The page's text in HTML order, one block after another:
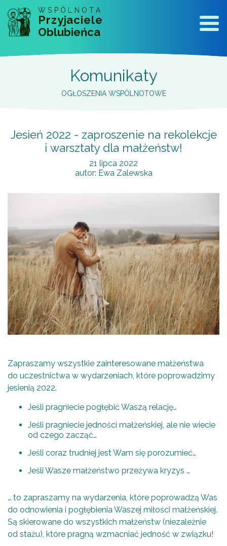
WSPÓLNOTA
Przyjaciele
Oblubieńca
Komunikaty
OGŁOSZENIA WSPÓLNOTOWE
Jesień 2022 - zaproszenie na rekolekcje
i warsztaty dla małżeństw!
21 lipca 2022
autor: Ewa Zalewska
Zapraszamy wszystkie zainteresowane małżeństwa
do uczestnictwa w wydarzeniach, które poprowadzimy
jesienią 2022.
Jeśli pragniecie pogłębić Waszą relację…
Jeśli pragniecie jedności małżeńskiej, ale nie wiecie
od czego zacząć…
Jeśli coraz trudniej jest Wam się porozumieć…
Jeśli Wasze małżeństwo przeżywa kryzys …
… to zapraszamy na wydarzenia, które poprowadzą Was
do odnowienia i pogłębienia Waszej miłości małżeńskiej.
Są skierowane do wszystkich małżeństw (niezależnie
od stażu), które pragną wzmacniać jedność w związku!